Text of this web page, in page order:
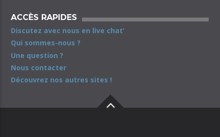
ACCÈS RAPIDES
Discutez avec nous en live chat’
Qui sommes-nous ?
Une question ?
Nous contacter
Découvrez nos autres sites !